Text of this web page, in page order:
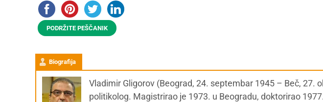
PODRŽITE PEŠČANIK
Biografija
Vladimir Gligorov (Beograd, 24. septembar 1945 – Beč, 27.
politikolog. Magistrirao je 1973. u Beogradu, doktorirao